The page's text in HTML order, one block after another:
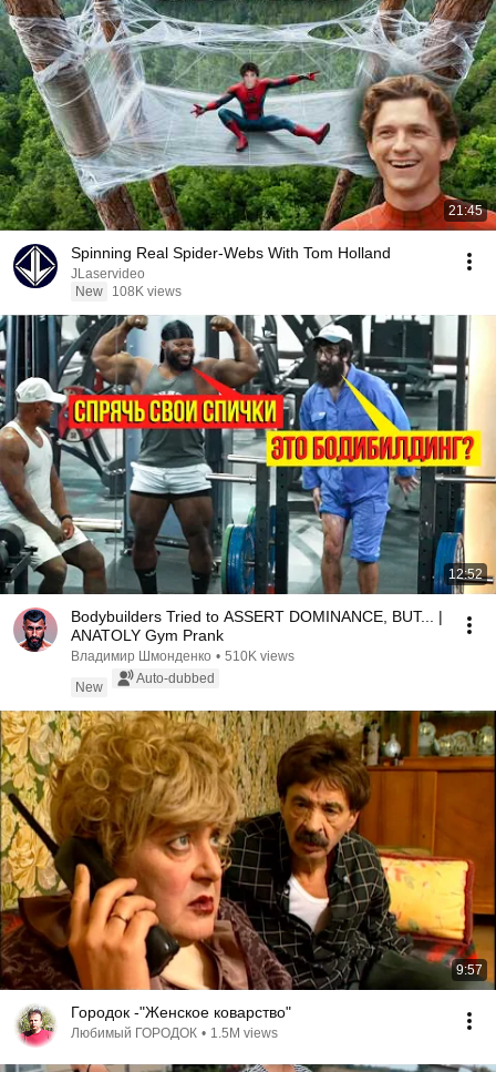
21:45
Spinning Real Spider-Webs With Tom Holland
JLaservideo
New
108K views
12:52
Bodybuilders Tried to ASSERT DOMINANCE, BUT... |
ANATOLY Gym Prank
Владимир Шмонденко • 510K views
New
Auto-dubbed
9:57
Городок -"Женское коварство"
Любимый ГОРОДОК • 1.5M views